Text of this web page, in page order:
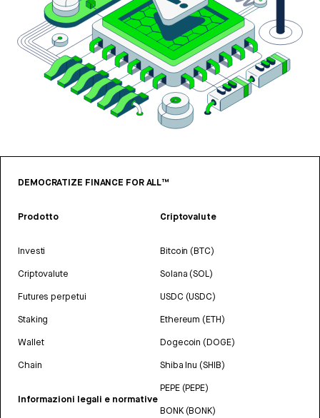
DEMOCRATIZE FINANCE FOR ALL™
Prodotto
Investi
Criptovalute
Futures perpetui
Staking
Wallet
Chain
Informazioni legali e normative
Criptovalute
Bitcoin (BTC)
Solana (SOL)
USDC (USDC)
Ethereum (ETH)
Dogecoin (DOGE)
Shiba Inu (SHIB)
PEPE (PEPE)
BONK (BONK)